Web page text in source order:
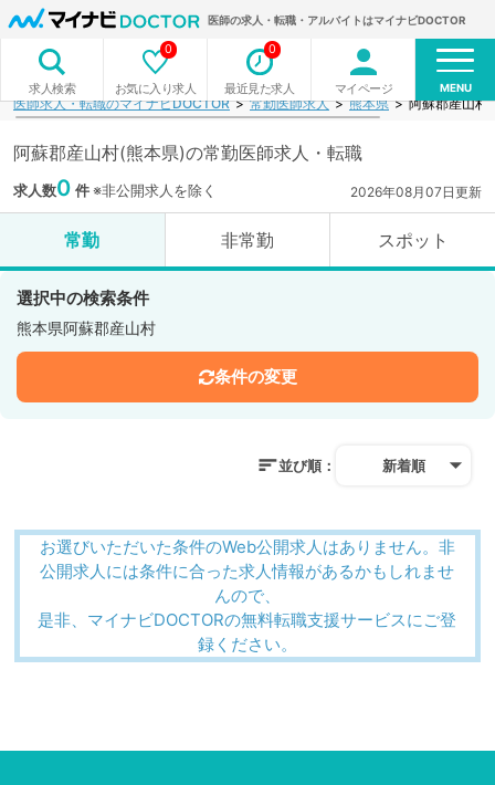
医師の求人・転職・アルバイトはマイナビDOCTOR
求人検索 お気に入り求人
0
最近見た求人
0
マイページ MENU
医師求人・転職のマイナビDOCTOR 常勤医師求人 熊本県 阿蘇郡産山村
阿蘇郡産山村(熊本県)の常勤医師求人・転職
求人数0 件※非公開求人を除く 2026年08月07日更新
常勤 非常勤 スポット
選択中の検索条件
熊本県阿蘇郡産山村
条件の変更
並び順： 新着順
お選びいただいた条件のWeb公開求人はありません。非
公開求人には条件に合った求人情報があるかもしれませ
んので、
是非、マイナビDOCTORの無料転職支援サービスにご登
録ください。